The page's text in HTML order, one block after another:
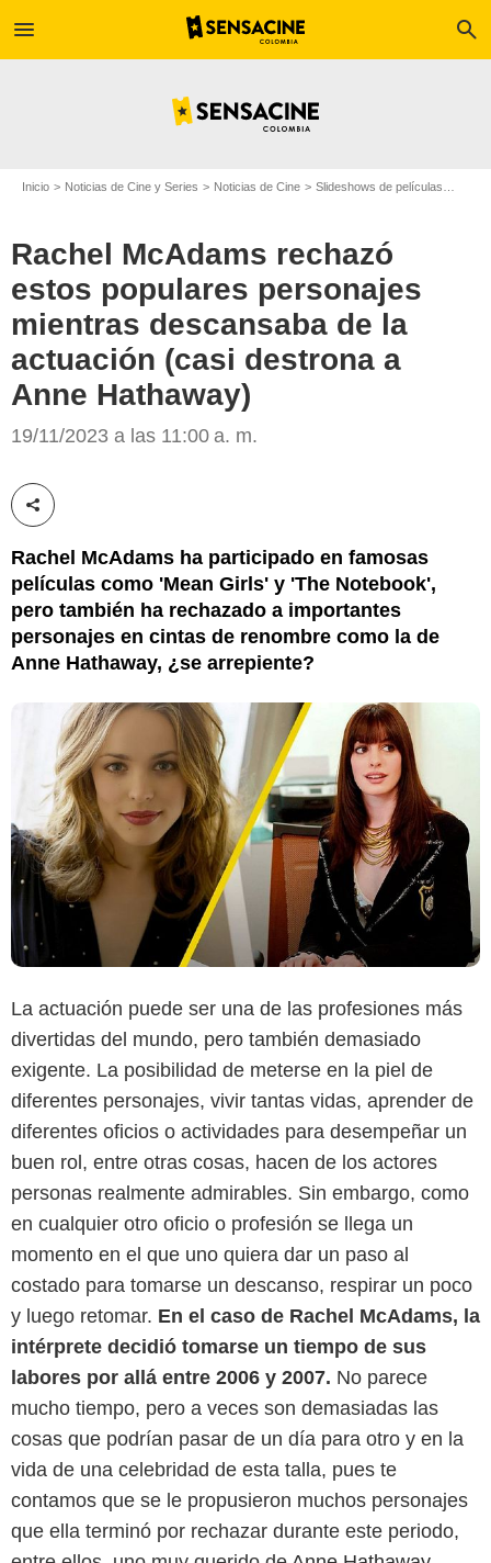
menu search
Inicio Noticias de Cine y Series Noticias de Cine Slideshows de películas
Rachel McAdams rechazó
estos populares personajes
mientras descansaba de la
actuación (casi destrona a
Anne Hathaway)
19/11/2023 a las 11:00 a. m.
Compartir esta noticia
Rachel McAdams ha participado en famosas
películas como 'Mean Girls' y 'The Notebook',
pero también ha rechazado a importantes
personajes en cintas de renombre como la de
Anne Hathaway, ¿se arrepiente?
La actuación puede ser una de las profesiones más
divertidas del mundo, pero también demasiado
exigente. La posibilidad de meterse en la piel de
diferentes personajes, vivir tantas vidas, aprender de
diferentes oficios o actividades para desempeñar un
buen rol, entre otras cosas, hacen de los actores
personas realmente admirables. Sin embargo, como
en cualquier otro oficio o profesión se llega un
momento en el que uno quiera dar un paso al
costado para tomarse un descanso, respirar un poco
y luego retomar. En el caso de Rachel McAdams, la
intérprete decidió tomarse un tiempo de sus
labores por allá entre 2006 y 2007. No parece
mucho tiempo, pero a veces son demasiadas las
cosas que podrían pasar de un día para otro y en la
vida de una celebridad de esta talla, pues te
contamos que se le propusieron muchos personajes
que ella terminó por rechazar durante este periodo,
Metropolitan FilmExport